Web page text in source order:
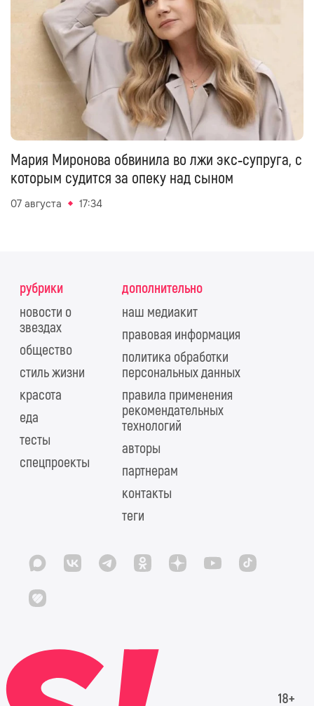
Мария Миронова обвинила во лжи экс‑супруга, с
которым судится за опеку над сыном
07 августа 17:34
рубрики
новости о
звездах
общество
стиль жизни
красота
еда
тесты
спецпроекты
дополнительно
наш медиакит
правовая информация
политика обработки
персональных данных
правила применения
рекомендательных
технологий
авторы
партнерам
контакты
теги